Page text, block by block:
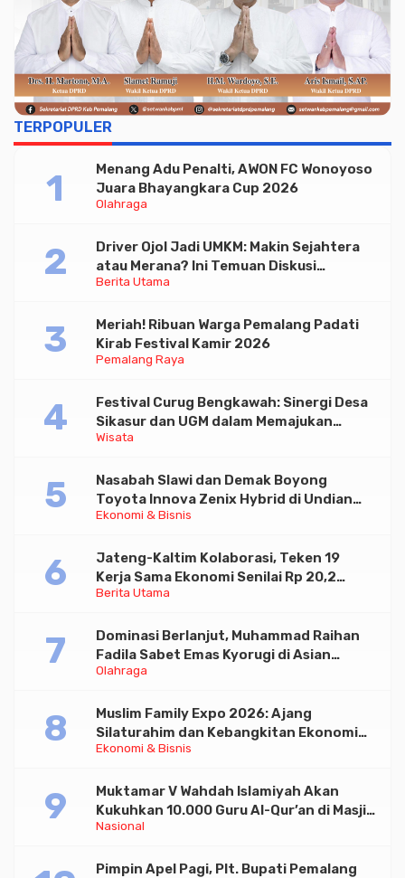
TERPOPULER
Olahraga
Menang Adu Penalti, AWON FC Wonoyoso
Juara Bhayangkara Cup 2026
Berita Utama
Driver Ojol Jadi UMKM: Makin Sejahtera
atau Merana? Ini Temuan Diskusi
Paramadina
Pemalang Raya
Meriah! Ribuan Warga Pemalang Padati
Kirab Festival Kamir 2026
Wisata
Festival Curug Bengkawah: Sinergi Desa
Sikasur dan UGM dalam Memajukan
Wisata serta UMKM Lokal
Ekonomi & Bisnis
Nasabah Slawi dan Demak Boyong
Toyota Innova Zenix Hybrid di Undian
Tabungan Bima Bank Jateng
Berita Utama
Jateng-Kaltim Kolaborasi, Teken 19
Kerja Sama Ekonomi Senilai Rp 20,2
Triliun
Olahraga
Dominasi Berlanjut, Muhammad Raihan
Fadila Sabet Emas Kyorugi di Asian
Taekwondo Indonesia Open 2026
Ekonomi & Bisnis
Muslim Family Expo 2026: Ajang
Silaturahim dan Kebangkitan Ekonomi
Halal di Jakarta
Nasional
Muktamar V Wahdah Islamiyah Akan
Kukuhkan 10.000 Guru Al-Qur’an di Masjid
Istiqlal
Pimpin Apel Pagi, Plt. Bupati Pemalang